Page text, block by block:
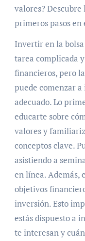
valores?
primeros pasos en
Invertir en la
tarea complicada
financieros, pero
puede comenzar
adecuado. Lo
educarte sobre
valores y
conceptos clave.
asistiendo a
en línea. Además,
objetivos
inversión. Esto
estás dispuesto a
te interesan y